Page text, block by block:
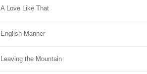
A Love Like That
English Manner
Leaving the Mountain